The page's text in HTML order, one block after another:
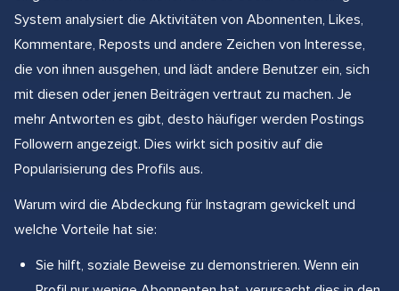
System analysiert die Aktivitäten von Abonnenten, Likes,
Kommentare, Reposts und andere Zeichen von Interesse,
die von ihnen ausgehen, und lädt andere Benutzer ein, sich
mit diesen oder jenen Beiträgen vertraut zu machen. Je
mehr Antworten es gibt, desto häufiger werden Postings
Followern angezeigt. Dies wirkt sich positiv auf die
Popularisierung des Profils aus.
Warum wird die Abdeckung für Instagram gewickelt und
welche Vorteile hat sie:
Sie hilft, soziale Beweise zu demonstrieren. Wenn ein